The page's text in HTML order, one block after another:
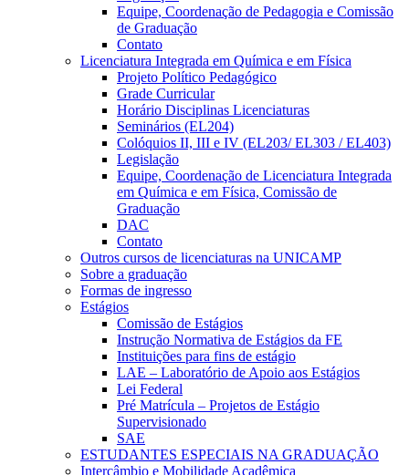
Equipe, Coordenação de Pedagogia e Comissão
de Graduação
Contato
Licenciatura Integrada em Química e em Física
Projeto Político Pedagógico
Grade Curricular
Horário Disciplinas Licenciaturas
Seminários (EL204)
Colóquios II, III e IV (EL203/ EL303 / EL403)
Legislação
Equipe, Coordenação de Licenciatura Integrada
em Química e em Física, Comissão de
Graduação
DAC
Contato
Outros cursos de licenciaturas na UNICAMP
Sobre a graduação
Formas de ingresso
Estágios
Comissão de Estágios
Instrução Normativa de Estágios da FE
Instituições para fins de estágio
LAE – Laboratório de Apoio aos Estágios
Lei Federal
Pré Matrícula – Projetos de Estágio
Supervisionado
SAE
ESTUDANTES ESPECIAIS NA GRADUAÇÃO
Intercâmbio e Mobilidade Acadêmica